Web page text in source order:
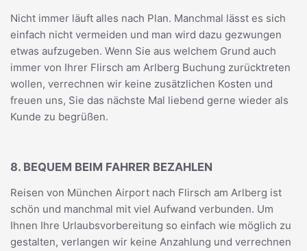
Nicht immer läuft alles nach Plan. Manchmal lässt es sich
einfach nicht vermeiden und man wird dazu gezwungen
etwas aufzugeben. Wenn Sie aus welchem Grund auch
immer von Ihrer Flirsch am Arlberg Buchung zurücktreten
wollen, verrechnen wir keine zusätzlichen Kosten und
freuen uns, Sie das nächste Mal liebend gerne wieder als
Kunde zu begrüßen.
8. BEQUEM BEIM FAHRER BEZAHLEN
Reisen von München Airport nach Flirsch am Arlberg ist
schön und manchmal mit viel Aufwand verbunden. Um
Ihnen Ihre Urlaubsvorbereitung so einfach wie möglich zu
gestalten, verlangen wir keine Anzahlung und verrechnen